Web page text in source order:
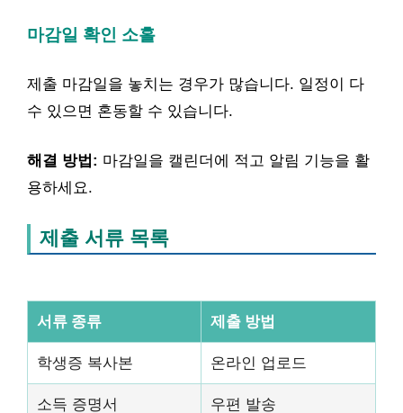
마감일 확인 소홀
제출 마감일을 놓치는 경우가 많습니다. 일정이 다
수 있으면 혼동할 수 있습니다.
해결 방법: 마감일을 캘린더에 적고 알림 기능을 활
용하세요.
제출 서류 목록
서류 종류 제출 방법
학생증 복사본 온라인 업로드
소득 증명서 우편 발송